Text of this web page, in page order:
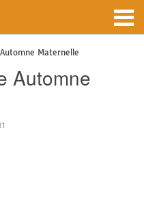
Maternelle
Automne